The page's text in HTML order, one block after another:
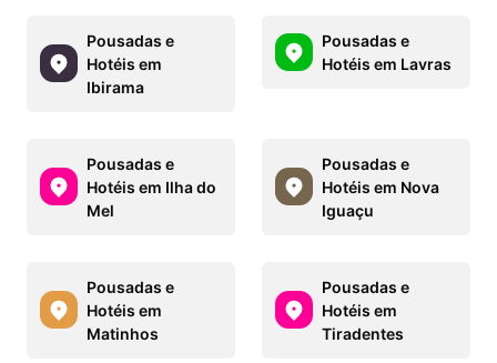
Pousadas e
Hotéis em
Ibirama
Pousadas e
Hotéis em Lavras
Pousadas e
Hotéis em Ilha do
Mel
Pousadas e
Hotéis em Nova
Iguaçu
Pousadas e
Hotéis em
Matinhos
Pousadas e
Hotéis em
Tiradentes